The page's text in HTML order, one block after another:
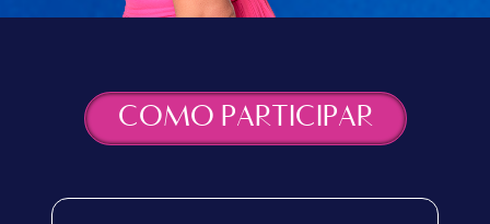
COMO PARTICIPAR